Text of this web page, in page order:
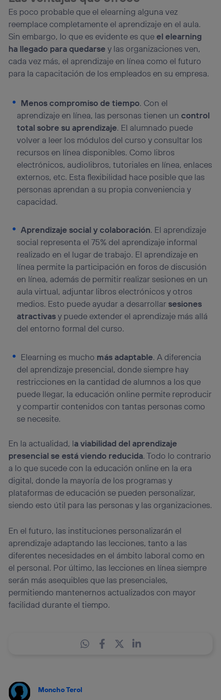
Es poco probable que el elearning alguna vez
reemplace completamente el aprendizaje en el aula.
Sin embargo, lo que es evidente es queel elearning
ha llegado para quedarse y las organizaciones ven,
cada vez más, el aprendizaje en línea como el futuro
para la capacitación de los empleados en su empresa.
Menos compromiso de tiempo. Con el
aprendizaje en línea, las personas tienen uncontrol
total sobre su aprendizaje. El alumnado puede
volver a leer los módulos del curso y consultar los
recursos en línea disponibles. Como libros
electrónicos, audiolibros, tutoriales en línea, enlaces
externos, etc. Esta flexibilidad hace posible que las
personas aprendan a su propia conveniencia y
capacidad.
Aprendizaje social y colaboración. El aprendizaje
social representa el 75% del aprendizaje informal
realizado en el lugar de trabajo. El aprendizaje en
línea permite la participación en foros de discusión
en línea, además de permitir realizar sesiones en un
aula virtual, adjuntar libros electrónicos y otros
medios. Esto puede ayudar a desarrollarsesiones
atractivasy puede extender el aprendizaje más allá
del entorno formal del curso.
Elearning es mucho más adaptable. A diferencia
del aprendizaje presencial, donde siempre hay
restricciones en la cantidad de alumnos a los que
puede llegar, la educación online permite reproducir
y compartir contenidos con tantas personas como
se necesite.
En la actualidad, la viabilidad del aprendizaje
presencial se está viendo reducida. Todo lo contrario
a lo que sucede con la educación online en la era
digital, donde la mayoría de los programas y
plataformas de educación se pueden personalizar,
siendo esto útil para las personas y las organizaciones.
En el futuro, las instituciones personalizarán el
aprendizaje adaptando las lecciones, tanto a las
diferentes necesidades en el ámbito laboral como en
el personal. Por último, las lecciones en línea siempre
serán más asequibles que las presenciales,
permitiendo mantenernos actualizados con mayor
facilidad durante el tiempo.
Moncho Terol